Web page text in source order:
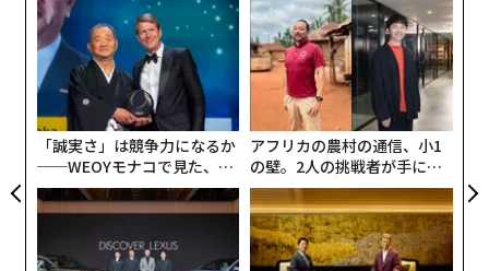
社評価額は推定5億ドル（約720億円）となっており、20
22年資金調達時の評価額1億6200万ドル（約233億円）
から大きく増加した。今回のラウンドの出資には、手術
用ロボティクスの先駆者インテュイティブ・サージカル
（Intuitive Surgical）共同創業者のフレッド・モルも参
加した。彼は、ForSightの戦略アドバイザリーボードに
も加わった。
「誠実さ」は競争力になるか
──WEOYモナコで見た、く
ら寿司の経営哲学
アフリカの農村の通信、小1
の壁。2人の挑戦者が手にし
た「次なる武器」